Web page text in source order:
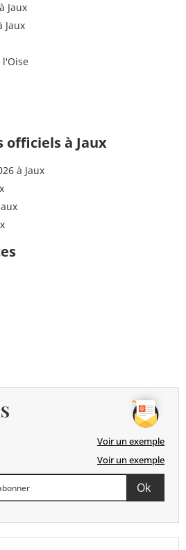
Jaux
Jaux
l'Oise
officiels à Jaux
à Jaux
Voir un exemple
Voir un exemple